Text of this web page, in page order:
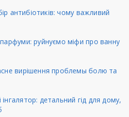
антибіотиків: чому важливий
руйнуємо міфи про ванну
вирішення проблемы болю та
детальний гід для дому,